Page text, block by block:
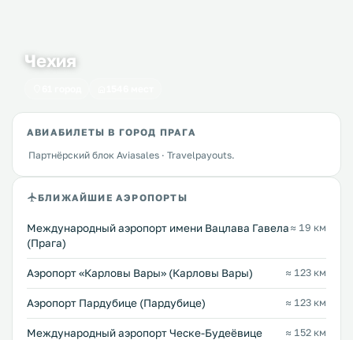
Чехия
АВИАБИЛЕТЫ В ГОРОД ПРАГА
Партнёрский блок Aviasales · Travelpayouts.
БЛИЖАЙШИЕ АЭРОПОРТЫ
Международный аэропорт имени Вацлава Гавела
(Прага)
≈ 19 км
Аэропорт «Карловы Вары» (Карловы Вары) ≈ 123 км
Аэропорт Пардубице (Пардубице) ≈ 123 км
Международный аэропорт Ческе-Будеёвице
≈ 152 км